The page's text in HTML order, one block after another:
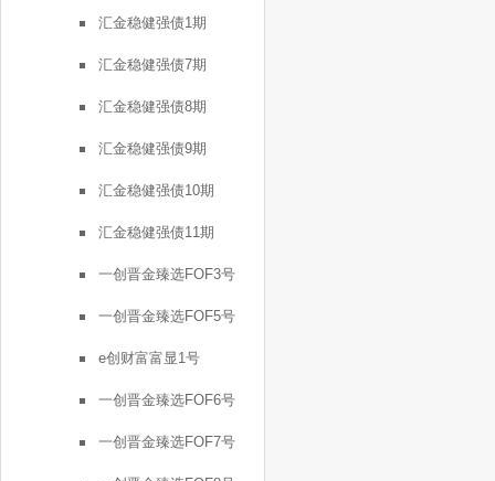
汇金稳健强债1期
汇金稳健强债7期
汇金稳健强债8期
汇金稳健强债9期
汇金稳健强债10期
汇金稳健强债11期
一创晋金臻选FOF3号
一创晋金臻选FOF5号
e创财富富显1号
一创晋金臻选FOF6号
一创晋金臻选FOF7号